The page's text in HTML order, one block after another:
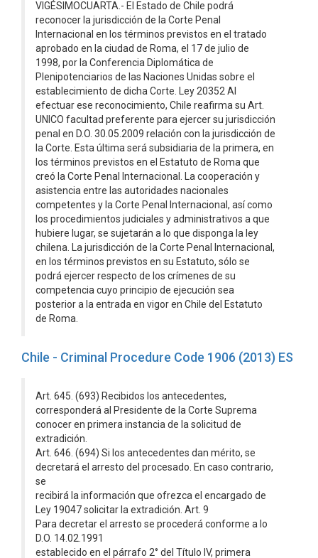
VIGÉSIMOCUARTA.- El Estado de Chile podrá
reconocer la jurisdicción de la Corte Penal
Internacional en los términos previstos en el tratado
aprobado en la ciudad de Roma, el 17 de julio de
1998, por la Conferencia Diplomática de
Plenipotenciarios de las Naciones Unidas sobre el
establecimiento de dicha Corte. Ley 20352 Al
efectuar ese reconocimiento, Chile reafirma su Art.
UNICO facultad preferente para ejercer su jurisdicción
penal en D.O. 30.05.2009 relación con la jurisdicción de
la Corte. Esta última será subsidiaria de la primera, en
los términos previstos en el Estatuto de Roma que
creó la Corte Penal Internacional. La cooperación y
asistencia entre las autoridades nacionales
competentes y la Corte Penal Internacional, así como
los procedimientos judiciales y administrativos a que
hubiere lugar, se sujetarán a lo que disponga la ley
chilena. La jurisdicción de la Corte Penal Internacional,
en los términos previstos en su Estatuto, sólo se
podrá ejercer respecto de los crímenes de su
competencia cuyo principio de ejecución sea
posterior a la entrada en vigor en Chile del Estatuto
de Roma.
Chile - Criminal Procedure Code 1906 (2013) ES
Art. 645. (693) Recibidos los antecedentes,
corresponderá al Presidente de la Corte Suprema
conocer en primera instancia de la solicitud de
extradición.
Art. 646. (694) Si los antecedentes dan mérito, se
decretará el arresto del procesado. En caso contrario,
se
recibirá la información que ofrezca el encargado de
Ley 19047 solicitar la extradición. Art. 9
Para decretar el arresto se procederá conforme a lo
D.O. 14.02.1991
establecido en el párrafo 2° del Título IV, primera